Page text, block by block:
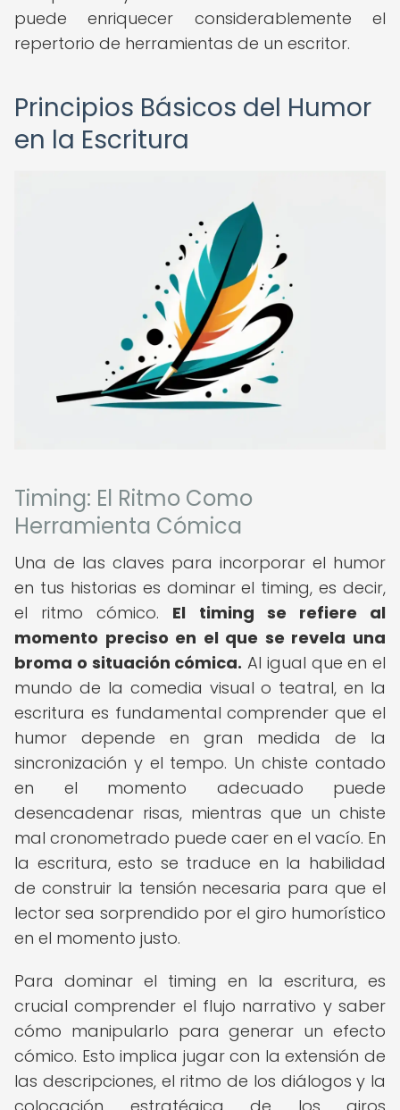
puede enriquecer considerablemente el
repertorio de herramientas de un escritor.
Principios Básicos del Humor
en la Escritura
Timing: El Ritmo Como
Herramienta Cómica
Una de las claves para incorporar el humor
en tus historias es dominar el timing, es decir,
el ritmo cómico. El timing se refiere al
momento preciso en el que se revela una
broma o situación cómica. Al igual que en el
mundo de la comedia visual o teatral, en la
escritura es fundamental comprender que el
humor depende en gran medida de la
sincronización y el tempo. Un chiste contado
en el momento adecuado puede
desencadenar risas, mientras que un chiste
mal cronometrado puede caer en el vacío. En
la escritura, esto se traduce en la habilidad
de construir la tensión necesaria para que el
lector sea sorprendido por el giro humorístico
en el momento justo.
Para dominar el timing en la escritura, es
crucial comprender el flujo narrativo y saber
cómo manipularlo para generar un efecto
cómico. Esto implica jugar con la extensión de
las descripciones, el ritmo de los diálogos y la